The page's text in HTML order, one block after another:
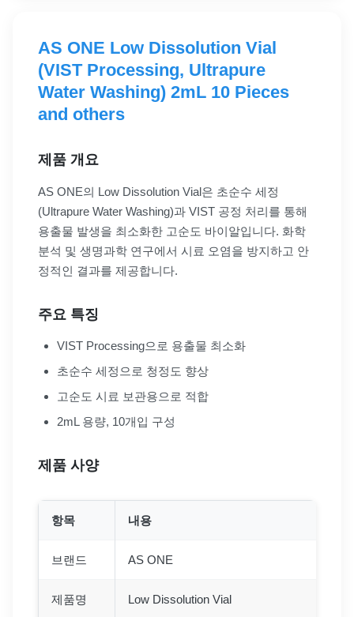
AS ONE Low Dissolution Vial
(VIST Processing, Ultrapure
Water Washing) 2mL 10 Pieces
and others
제품 개요
AS ONE의 Low Dissolution Vial은 초순수 세정
(Ultrapure Water Washing)과 VIST 공정 처리를 통해
용출물 발생을 최소화한 고순도 바이알입니다. 화학
분석 및 생명과학 연구에서 시료 오염을 방지하고 안
정적인 결과를 제공합니다.
주요 특징
VIST Processing으로 용출물 최소화
초순수 세정으로 청정도 향상
고순도 시료 보관용으로 적합
2mL 용량, 10개입 구성
제품 사양
항목 내용
브랜드 AS ONE
제품명 Low Dissolution Vial